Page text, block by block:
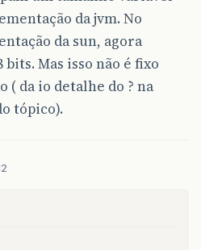
da jvm. No
da sun, agora
Mas isso não é fixo
( da io detalhe do ? na
tópico).